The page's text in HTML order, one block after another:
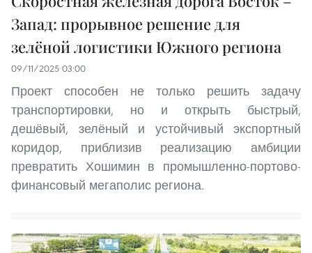
Запад: прорывное решение для
зелёной логистики Южного региона
09/11/2025 03:00
Проект способен не только решить задачу
транспортировки, но и открыть быстрый,
дешёвый, зелёный и устойчивый экспортный
коридор, приблизив реализацию амбиции
превратить Хошимин в промышленно-портово-
финансовый мегаполис региона.